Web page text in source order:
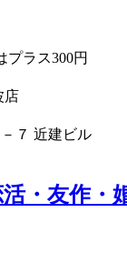
プラス300円
店
７ 近建ビル
・友作